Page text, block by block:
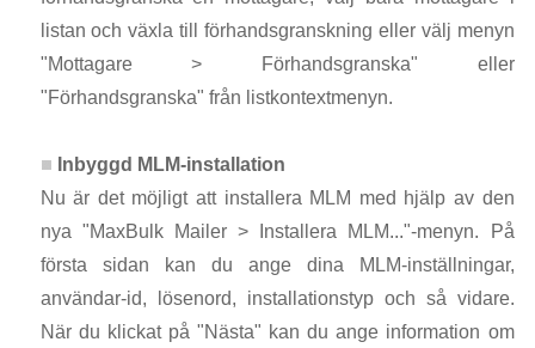
listan och växla till förhandsgranskning eller välj menyn
"Mottagare > Förhandsgranska" eller
"Förhandsgranska" från listkontextmenyn.
Inbyggd MLM-installation
Nu är det möjligt att installera MLM med hjälp av den
nya "MaxBulk Mailer > Installera MLM..."-menyn. På
första sidan kan du ange dina MLM-inställningar,
användar-id, lösenord, installationstyp och så vidare.
När du klickat på "Nästa" kan du ange information om